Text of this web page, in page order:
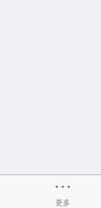
更多